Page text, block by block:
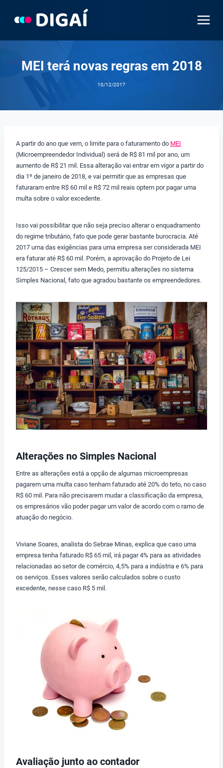
MEI terá novas regras em 2018
10/12/2017
A partir do ano que vem, o limite para o faturamento do MEI
(Microempreendedor Individual) será de R$ 81 mil por ano, um
aumento de R$ 21 mil. Essa alteração vai entrar em vigor a partir do
dia 1º de janeiro de 2018, e vai permitir que as empresas que
faturaram entre R$ 60 mil e R$ 72 mil reais optem por pagar uma
multa sobre o valor excedente.
Isso vai possibilitar que não seja preciso alterar o enquadramento
do regime tributário, fato que pode gerar bastante burocracia. Até
2017 uma das exigências para uma empresa ser considerada MEI
era faturar até R$ 60 mil. Porém, a aprovação do Projeto de Lei
125/2015 – Crescer sem Medo, permitiu alterações no sistema
Simples Nacional, fato que agradou bastante os empreendedores.
Alterações no Simples Nacional
Entre as alterações está a opção de algumas microempresas
pagarem uma multa caso tenham faturado até 20% do teto, no caso
R$ 60 mil. Para não precisarem mudar a classificação da empresa,
os empresários vão poder pagar um valor de acordo com o ramo de
atuação do negócio.
Viviane Soares, analista do Sebrae Minas, explica que caso uma
empresa tenha faturado R$ 65 mil, irá pagar 4% para as atividades
relacionadas ao setor de comércio, 4,5% para a indústria e 6% para
os serviços. Esses valores serão calculados sobre o custo
excedente, nesse caso R$ 5 mil.
Avaliação junto ao contador